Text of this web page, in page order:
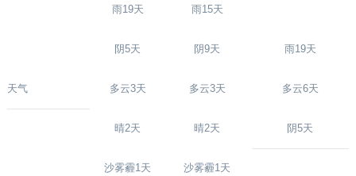
天气
雨19天
阴5天
多云3天
晴2天
沙雾霾1天
雨15天
阴9天
多云3天
晴2天
沙雾霾1天
雨19天
多云6天
阴5天